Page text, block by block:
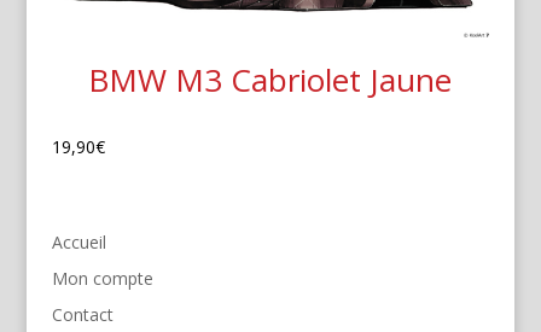
BMW M3 Cabriolet Jaune
19,90€
Accueil
Mon compte
Contact